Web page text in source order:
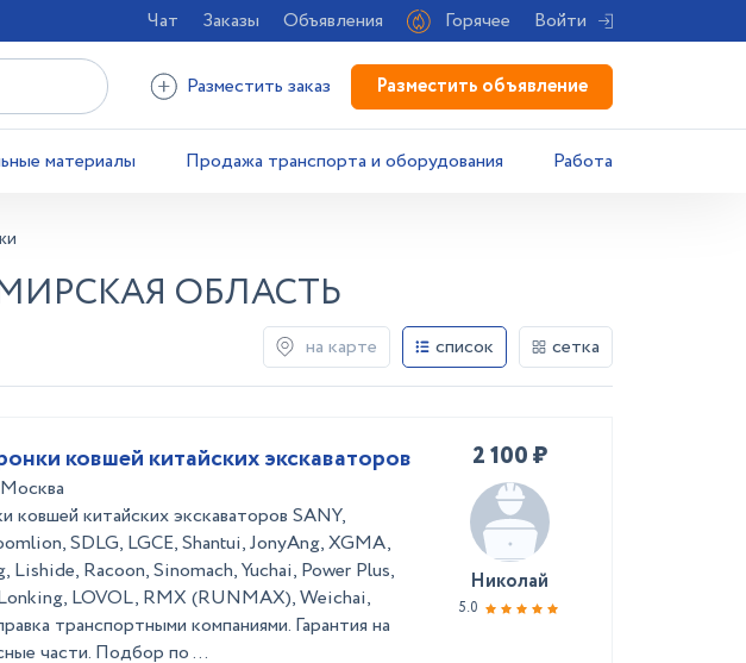
Чат Заказы Объявления Горячее Войти
Разместить заказ Разместить объявление
материалы Продажа транспорта и оборудования Работа
ОБЛАСТЬ
на карте список сетка
ковшей китайских экскаваторов
Москва
ковшей китайских экскаваторов SANY,
SDLG, LGCE, Shantui, JonyAng, XGMA,
Lishide, Racoon, Sinomach, Yuchai, Power Plus,
LOVOL, RMX (RUNMAX), Weichai,
транспортными компаниями. Гарантия на
части. Подбор по ...
2 100 ₽
Николай
5.0